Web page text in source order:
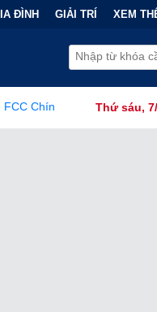
ĐÌNH GIẢI TRÍ XEM
Thứ sáu,
Lệnh Cấm Robot Hút Bụi